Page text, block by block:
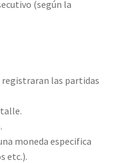
(según la
las partidas
moneda especifica
etc.).